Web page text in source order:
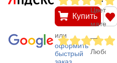
Купить
или
оформить
быстрый
Цвет
—
Любой